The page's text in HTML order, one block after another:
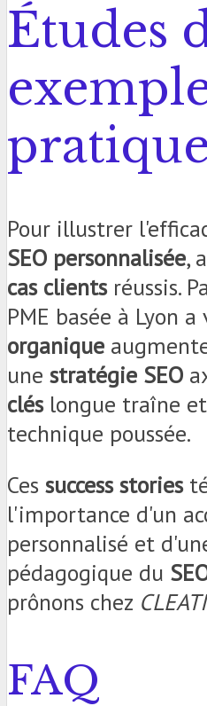
Études
Pour illustrer
SEO personnalisée,
cas clientsréussis.
PME basée à Lyon a
organique
une stratégie SEO
cléslongue traîne
technique poussée.
Ces success stories
l'importance d'un
personnalisé et
pédagogique du
prônons chez
FAQ